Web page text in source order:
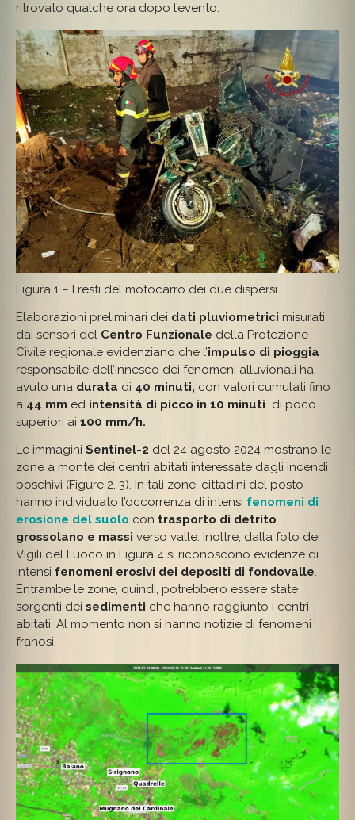
ritrovato qualche ora dopo l’evento.
Figura 1 – I resti del motocarro dei due dispersi.
Elaborazioni preliminari dei dati pluviometrici misurati
dai sensori del Centro Funzionale della Protezione
Civile regionale evidenziano che l’impulso di pioggia
responsabile dell’innesco dei fenomeni alluvionali ha
avuto una durata di 40 minuti, con valori cumulati fino
a 44 mm ed intensità di picco in 10 minuti di poco
superiori ai 100 mm/h.
Le immagini Sentinel-2 del 24 agosto 2024 mostrano le
zone a monte dei centri abitati interessate dagli incendi
boschivi (Figure 2, 3). In tali zone, cittadini del posto
hanno individuato l’occorrenza di intensi fenomeni di
erosione del suolo con trasporto di detrito
grossolano e massi verso valle. Inoltre, dalla foto dei
Vigili del Fuoco in Figura 4 si riconoscono evidenze di
intensi fenomeni erosivi dei depositi di fondovalle.
Entrambe le zone, quindi, potrebbero essere state
sorgenti dei sedimenti che hanno raggiunto i centri
abitati. Al momento non si hanno notizie di fenomeni
franosi.